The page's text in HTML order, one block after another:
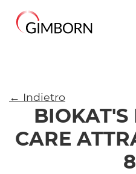
← Indietro
CARE